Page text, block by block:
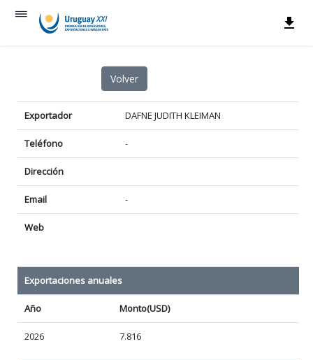
Exportador DAFNE JUDITH KLEIMAN
Teléfono -
Dirección
Email -
Web
Exportaciones anuales
Año Monto(USD)
2026 7.816